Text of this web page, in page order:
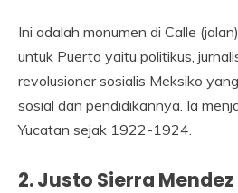
Ini adalah monumen di Calle
untuk Puerto yaitu politikus,
revolusioner sosialis Meksiko
sosial dan pendidikannya. Ia
Yucatan sejak 1922-1924.
2. Justo Sierra Mendez